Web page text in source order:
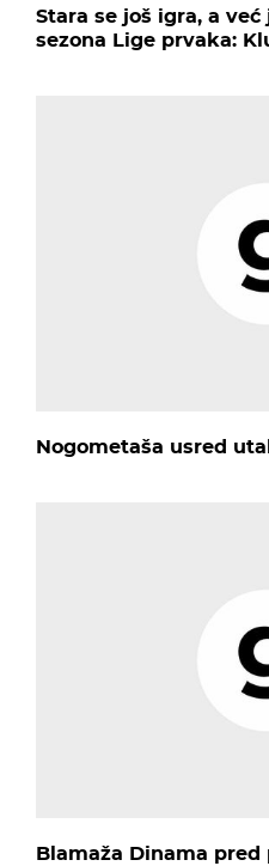
Stara se još igra, a već
sezona Lige prvaka:
Nogometaša usred
Blamaža Dinama